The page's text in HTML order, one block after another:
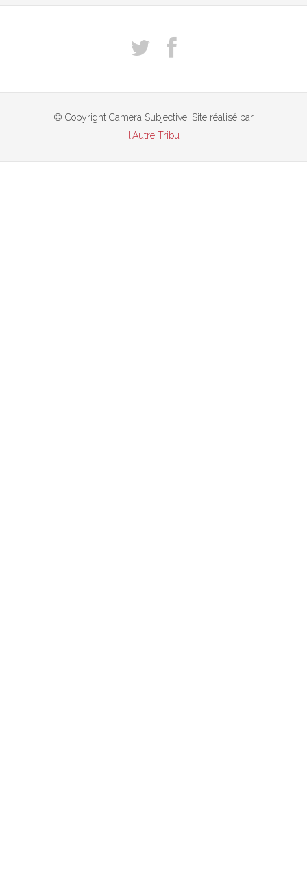
© Copyright Camera Subjective. Site réalisé par
l'Autre Tribu